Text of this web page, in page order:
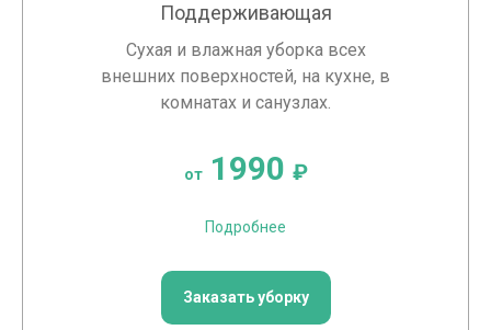
Поддерживающая
Сухая и влажная уборка всех
внешних поверхностей, на кухне, в
комнатах и санузлах.
от1990 ₽
Подробнее
Заказать уборку